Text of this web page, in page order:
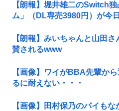
【朗報】堀井雄二のSwitch
ム」（DL専売3980円）が今
【朗報】みいちゃんと山田
賛されるwww
【画像】ワイがBBA先輩か
るに耐えない・・・
【画像】田村保乃のパイもな